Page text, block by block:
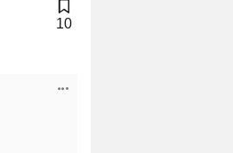
10